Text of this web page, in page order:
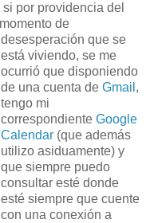
por providencia del
momento de
desesperación que se
está viviendo, se me
ocurrió que disponiendo
de una cuenta de Gmail ,
tengo mi
correspondiente Google
Calendar (que además
utilizo asiduamente) y
que siempre puedo
consultar esté donde
esté siempre que cuente
con una conexión a